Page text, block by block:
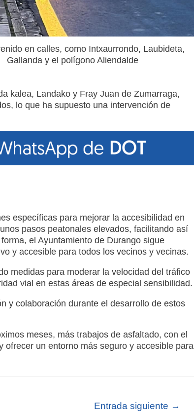
en calles, como Intxaurrondo, Laubideta,
Gallanda y el polígono Aliendalde
kalea, Landako y Fray Juan de Zumarraga,
lo que ha supuesto una intervención de
específicas para mejorar la accesibilidad en
pasos peatonales elevados, facilitando así
el Ayuntamiento de Durango sigue
y accesible para todos los vecinos y vecinas.
medidas para moderar la velocidad del tráfico
vial en estas áreas de especial sensibilidad.
y colaboración durante el desarrollo de estos
meses, más trabajos de asfaltado, con el
un entorno más seguro y accesible para
Entrada siguiente →